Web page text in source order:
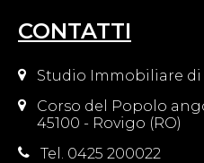
CONTATTI
Studio Immobiliare
Corso del Popolo
45100 - Rovigo (RO)
Tel. 0425 200022